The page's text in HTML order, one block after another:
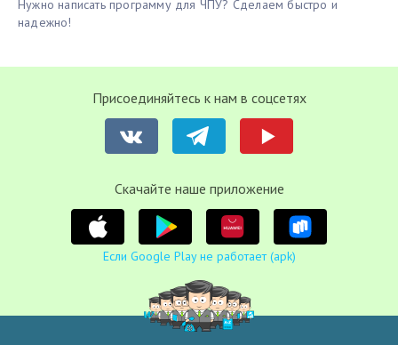
Нужно написать программу для ЧПУ? Сделаем быстро и
надежно!
Присоединяйтесь к нам в соцсетях
Cкачайте наше приложение
Если Google Play не работает (apk)